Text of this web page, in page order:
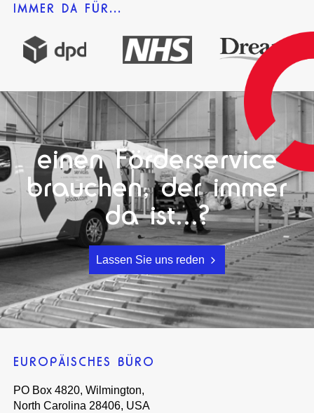
IMMER DA FÜR...
einen Förderservice
brauchen, der immer
da ist...?
Lassen Sie uns reden
EUROPÄISCHES BÜRO
PO Box 4820, Wilmington,
North Carolina 28406, USA